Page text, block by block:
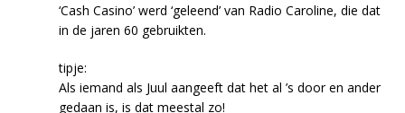
‘Cash Casino’ werd ‘geleend’ van Radio Caroline, die dat
in de jaren 60 gebruikten.
tipje:
Als iemand als Juul aangeeft dat het al ’s door en ander
gedaan is, is dat meestal zo!